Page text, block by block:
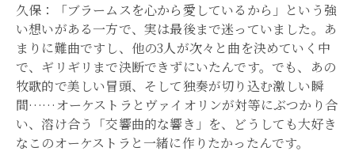
久保：「ブラームスを心から愛しているから」という強
い想いがある一方で、実は最後まで迷っていました。あ
まりに難曲ですし、他の3人が次々と曲を決めていく中
で、ギリギリまで決断できずにいたんです。でも、あの
牧歌的で美しい冒頭、そして独奏が切り込む激しい瞬
間……オーケストラとヴァイオリンが対等にぶつかり合
い、溶け合う「交響曲的な響き」を、どうしても大好き
なこのオーケストラと一緒に作りたかったんです。